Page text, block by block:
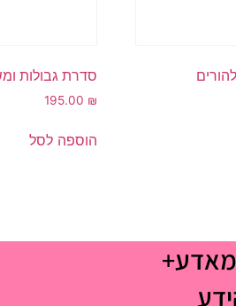
סדרת גבולות
195.00 ₪
הוספה לסל